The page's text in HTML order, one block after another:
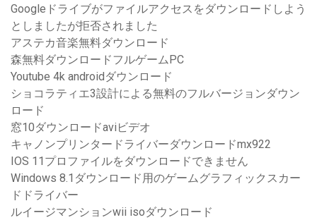
Googleドライブがファイルアクセスをダウンロードしよう
としましたが拒否されました
アステカ音楽無料ダウンロード
森無料ダウンロードフルゲームPC
Youtube 4k androidダウンロード
ショコラティエ3設計による無料のフルバージョンダウン
ロード
窓10ダウンロードaviビデオ
キャノンプリンタードライバーダウンロードmx922
IOS 11プロファイルをダウンロードできません
Windows 8.1ダウンロード用のゲームグラフィックスカー
ドドライバー
ルイージマンションwii isoダウンロード